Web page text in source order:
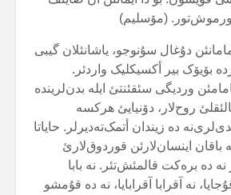
(مۆسلیم)
دۇغال سۇنوجو، یاشانئلان گیبی
بۆیۆک بیر أکسیکلیک واردئر.
وردیگی سئقئنتئ ایلە بدن‌لریندە
روح‌لار، دۆنیایئ هرکسە
دە زیندان أتمک‌تەدیرلر. حایاتا
باقان اینسان‌لارئن قوردوق‌لارئ
نە دە برەکت قالمئش‌تئر. نە بابا
نە آقرابا آقرابایا، نە دە قۇمشو